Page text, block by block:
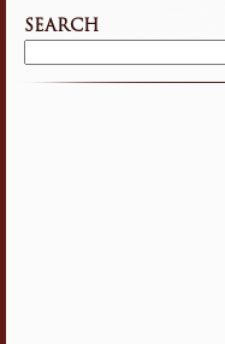
SEARCH
Search
for: